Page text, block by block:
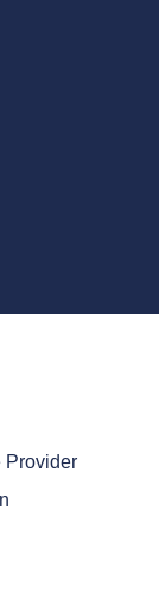
Provider